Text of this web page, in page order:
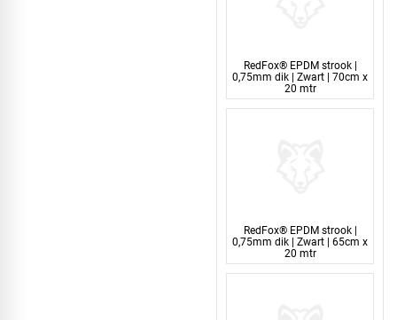
RedFox® EPDM strook |
0,75mm dik | Zwart | 70cm x
20 mtr
RedFox® EPDM strook |
0,75mm dik | Zwart | 65cm x
20 mtr